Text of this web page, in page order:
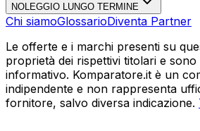
NOLEGGIO LUNGO TERMINE
Chi siamoGlossarioDiventa Partner
Le offerte e i marchi presenti su
proprietà dei rispettivi titolari e
informativo. Komparatore.it è un
indipendente e non rappresenta
fornitore, salvo diversa indicazione.